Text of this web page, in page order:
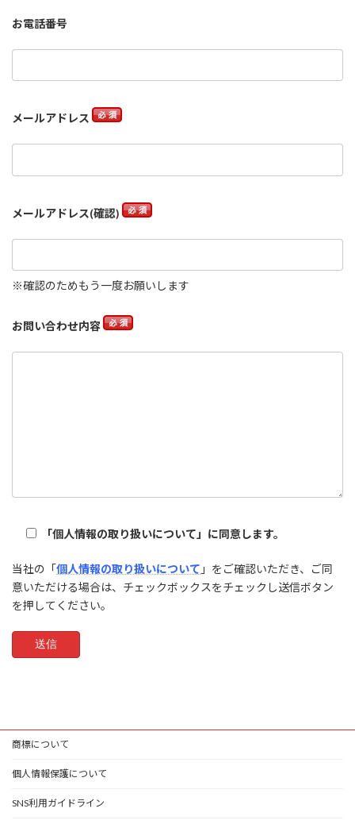
お電話番号
メールアドレス
メールアドレス(確認)
※確認のためもう一度お願いします
お問い合わせ内容
「個人情報の取り扱いについて」に同意します。
当社の「個人情報の取り扱いについて 」をご確認いただき、ご同
意いただける場合は、チェックボックスをチェックし送信ボタン
を押してください。
商標について
個人情報保護について
SNS利用ガイドライン